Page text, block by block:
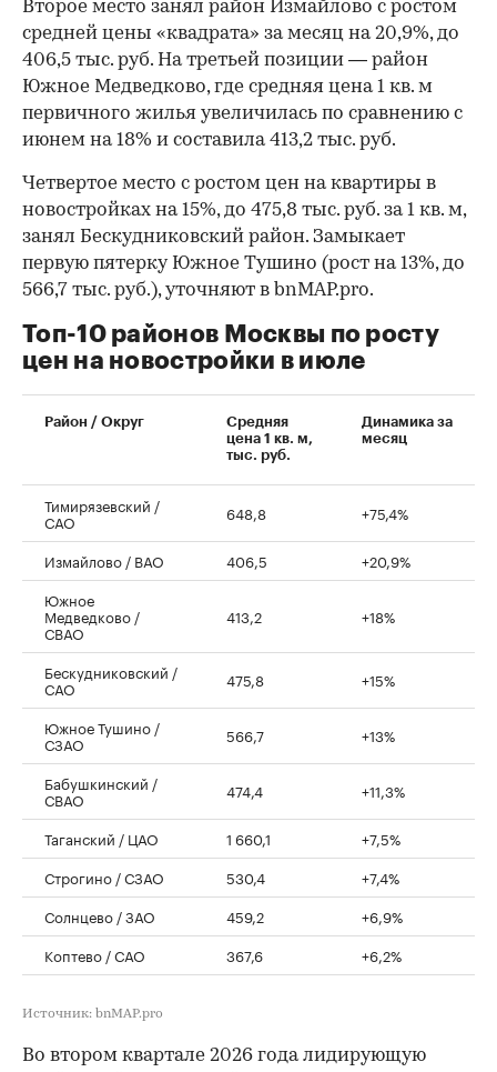
Второе место занял район Измайлово с ростом
средней цены «квадрата» за месяц на 20,9%, до
406,5 тыс. руб. На третьей позиции — район
Южное Медведково, где средняя цена 1 кв. м
первичного жилья увеличилась по сравнению с
июнем на 18% и составила 413,2 тыс. руб.
00:00 / 00:00
Четвертое место с ростом цен на квартиры в
новостройках на 15%, до 475,8 тыс. руб. за 1 кв. м,
занял Бескудниковский район. Замыкает
первую пятерку Южное Тушино (рост на 13%, до
566,7 тыс. руб.), уточняют в bnMAP.pro.
Топ-10 районов Москвы по росту
цен на новостройки в июле
Район / Округ
Средняя
цена 1 кв. м,
тыс. руб.
Динамика за
месяц
Тимирязевский /
САО 648,8 +75,4%
Измайлово / ВАО 406,5
+20,9%
Южное
Медведково /
СВАО
413,2 +18%
Бескудниковский /
САО 475,8 +15%
Южное Тушино /
СЗАО 566,7 +13%
Бабушкинский /
СВАО 474,4 +11,3%
Таганский / ЦАО 1 660,1
+7,5%
Строгино / СЗАО
530,4
+7,4%
Солнцево / ЗАО
459,2
+6,9%
Коптево / САО
367,6 +6,2%
Источник: bnMAP.pro
Во втором квартале 2026 года лидирующую